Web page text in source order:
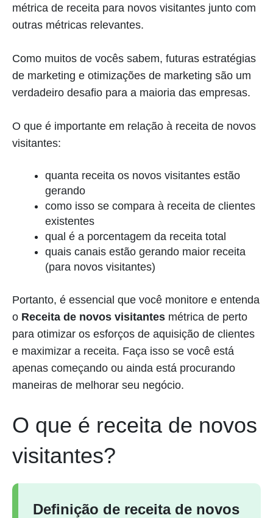
métrica de receita para novos visitantes junto com
outras métricas relevantes.
Como muitos de vocês sabem, futuras estratégias
de marketing e otimizações de marketing são um
verdadeiro desafio para a maioria das empresas.
O que é importante em relação à receita de novos
visitantes:
quanta receita os novos visitantes estão
gerando
como isso se compara à receita de clientes
existentes
qual é a porcentagem da receita total
quais canais estão gerando maior receita
(para novos visitantes)
Portanto, é essencial que você monitore e entenda
o Receita de novos visitantes métrica de perto
para otimizar os esforços de aquisição de clientes
e maximizar a receita. Faça isso se você está
apenas começando ou ainda está procurando
maneiras de melhorar seu negócio.
O que é receita de novos
visitantes?
Definição de receita de novos